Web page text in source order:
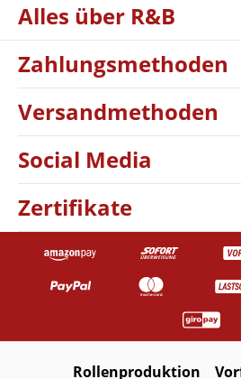
Alles über R&B
Zahlungsmethoden
Versandmethoden
Social Media
Zertifikate
Rollenproduktion